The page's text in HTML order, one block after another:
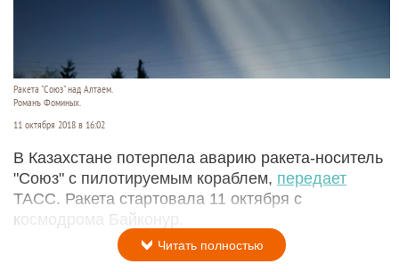
Ракета "Союз" над Алтаем.
Романъ Фоминых.
11 октября 2018 в 16:02
В Казахстане потерпела аварию ракета-носитель
"Союз" с пилотируемым кораблем, передает
ТАСС. Ракета стартовала 11 октября с
космодрома Байконур.
Читать полностью